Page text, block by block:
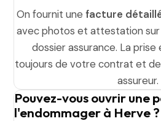
On fournit une facture
avec photos et attestation
dossier assurance. La
toujours de votre contrat et
assureur.
Pouvez-vous ouvrir une
l'endommager à Herve ?